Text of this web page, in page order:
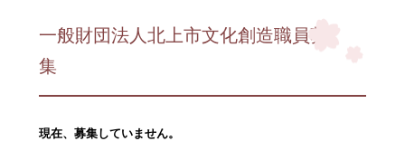
一般財団法人北上市文化創造職員募
集
現在、募集していません。